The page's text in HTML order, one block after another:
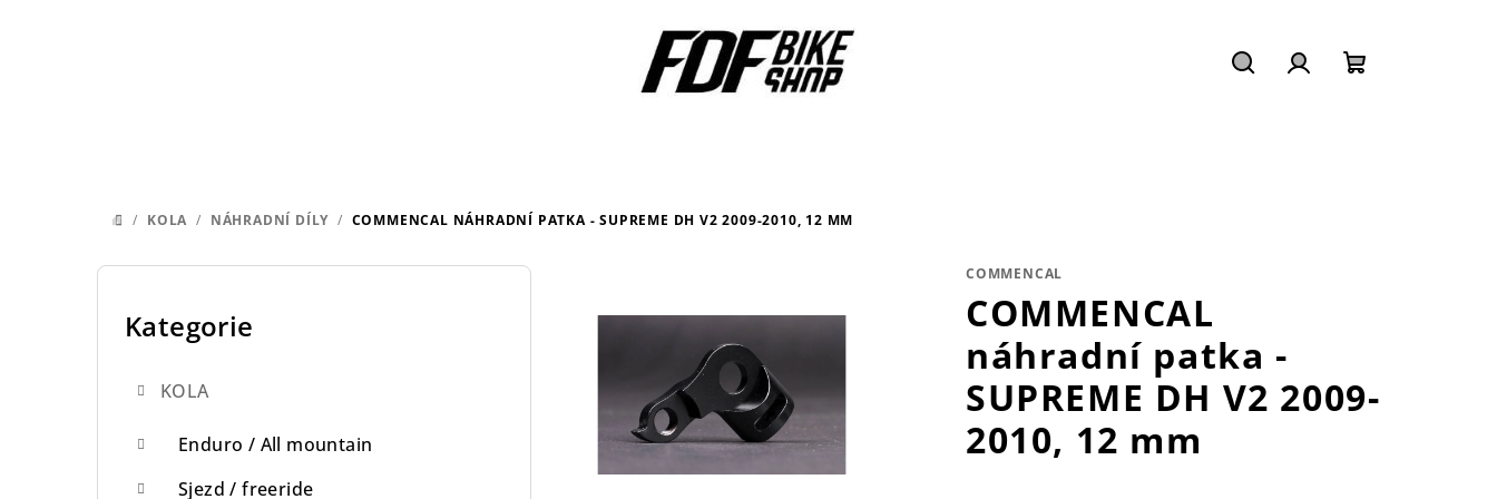
DOMŮ
/ KOLA / NÁHRADNÍ DÍLY / COMMENCAL NÁHRADNÍ PATKA - SUPREME DH V2 2009-2010, 12 MM
P
Přeskočit
kategorie
Kategorie
KOLA
Enduro / All mountain
Sjezd / freeride
COMMENCAL
COMMENCAL
náhradní patka -
SUPREME DH V2 2009-
2010, 12 mm